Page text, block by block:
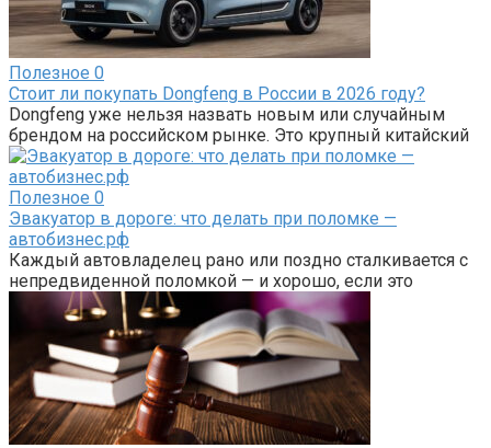
Полезное 0
Стоит ли покупать Dongfeng в России в 2026 году?
Dongfeng уже нельзя назвать новым или случайным
брендом на российском рынке. Это крупный китайский
Полезное 0
Эвакуатор в дороге: что делать при поломке —
автобизнес.рф
Каждый автовладелец рано или поздно сталкивается с
непредвиденной поломкой — и хорошо, если это